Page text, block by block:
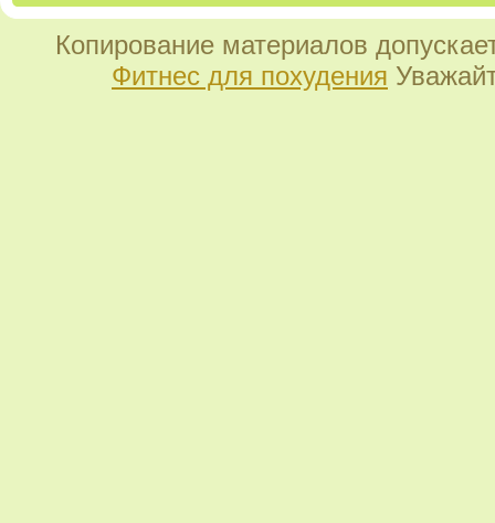
Копирование материалов
Фитнес для похудения